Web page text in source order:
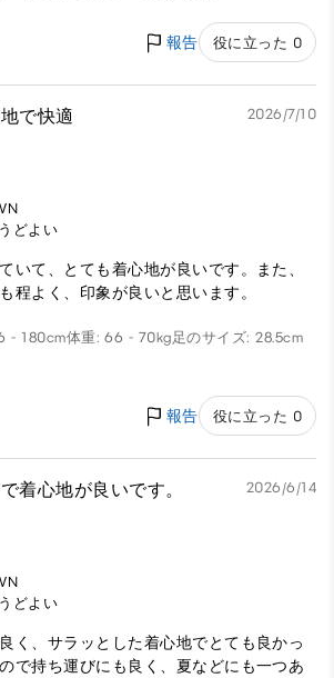
報告 役に立った 0
で快適 2026/7/10
どよい
いて、とても着心地が良いです。また、
程よく、印象が良いと思います。
- 180cm体重: 66 - 70kg足のサイズ: 28.5cm
報告 役に立った 0
着心地が良いです。 2026/6/14
どよい
く、サラッとした着心地でとても良かっ
で持ち運びにも良く、夏などにも一つあ